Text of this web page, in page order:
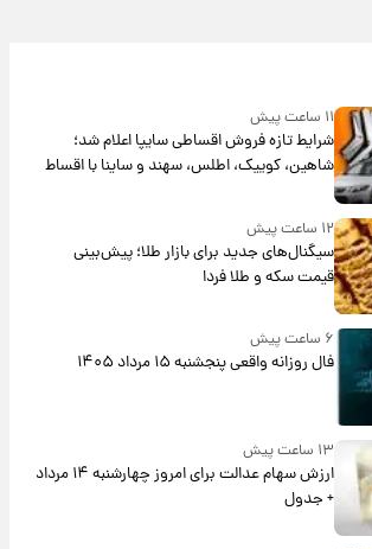
۱۱ ساعت پیش
شرایط تازه فروش اقساطی سایپا اعلام شد؛
شاهین، کوییک، اطلس، سهند و ساینا با اقساط
بلندمدت + جدول
۱۲ ساعت پیش
سیگنال‌های جدید برای بازار طلا؛ پیش‌بینی
قیمت سکه و طلا فردا
۶ ساعت پیش
فال روزانه واقعی پنجشنبه ۱۵ مرداد ۱۴۰۵
۱۳ ساعت پیش
ارزش سهام عدالت برای امروز چهارشنبه ۱۴ مرداد
+ جدول